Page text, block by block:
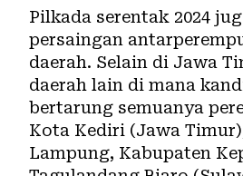
Pilkada serentak 2024
persaingan
daerah. Selain di Jawa
daerah lain di mana
bertarung semuanya
Kota Kediri (Jawa
Lampung, Kabupaten